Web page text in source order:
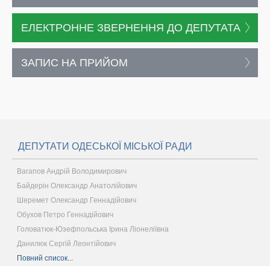
ЕЛЕКТРОННЕ ЗВЕРНЕННЯ ДО ДЕПУТАТА
ЗАПИС НА ПРИЙОМ
ДЕПУТАТИ ОДЕСЬКОЇ МІСЬКОЇ РАДИ
Вагапов Андрій Володимирович
Байдерін Олександр Анатолійович
Шеремет Олександр Геннадійович
Обухов Петро Геннадійович
Головатюк-Юзефпольська Ірина Ліонеліївна
Данилюк Сергій Леонтійович
Повний список...